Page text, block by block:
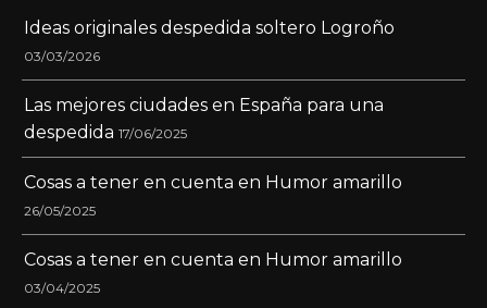
Ideas originales despedida soltero Logroño
03/03/2026
Las mejores ciudades en España para una
despedida 17/06/2025
Cosas a tener en cuenta en Humor amarillo
26/05/2025
Cosas a tener en cuenta en Humor amarillo
03/04/2025